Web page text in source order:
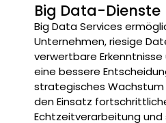
Big Data-Dienste
Big Data Services
Unternehmen, riesige
verwertbare
eine bessere
strategisches Wachstum
den Einsatz
Echtzeitverarbeitung und